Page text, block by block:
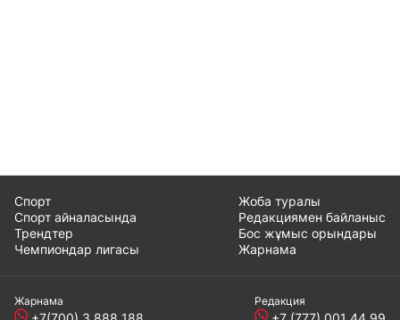
Спорт
Спорт айналасында
Трендтер
Чемпиондар лигасы
Жоба туралы
Редакциямен байланыс
Бос жұмыс орындары
Жарнама
Жарнама Редакция